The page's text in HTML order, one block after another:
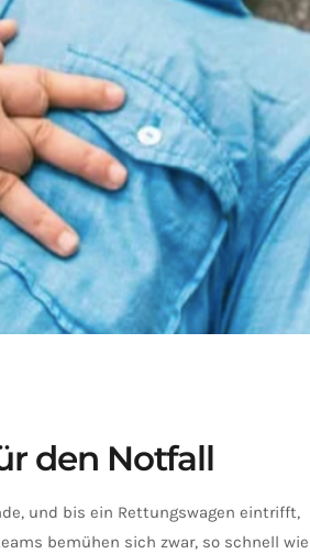
den Notfall
und bis ein Rettungswagen eintrifft,
bemühen sich zwar, so schnell wie